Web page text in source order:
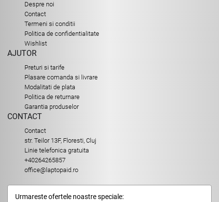
Despre noi
Contact
Termeni si conditii
Politica de confidentialitate
Wishlist
AJUTOR
Preturi si tarife
Plasare comanda si livrare
Modalitati de plata
Politica de returnare
Garantia produselor
CONTACT
Contact
str. Teilor 13F, Floresti, Cluj
Linie telefonica gratuita
+40264265857
office@laptopaid.ro
Urmareste ofertele noastre speciale: